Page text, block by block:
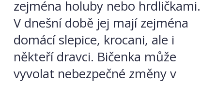
zejména holuby nebo hrdličkami.
V dnešní době jej mají zejména
domácí slepice, krocani, ale i
někteří dravci. Bičenka může
vyvolat nebezpečné změny v